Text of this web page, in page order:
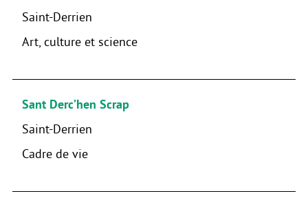
Saint-Derrien
Art, culture et science
Sant Derc’hen Scrap
Saint-Derrien
Cadre de vie